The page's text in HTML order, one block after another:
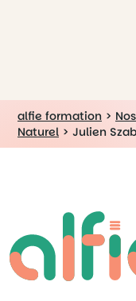
alfie formation >
Naturel > Julien